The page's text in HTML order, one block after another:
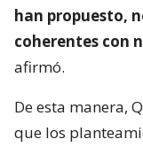
han propuesto,
coherentes con
afirmó.
De esta manera,
que los